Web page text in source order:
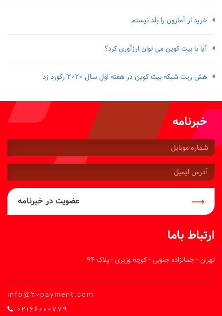
خرید از آمازون را بلد نیستم
آیا با بیت کوین می توان ارزآوری کرد؟
هش ریت شبکه بیت کوین در هفته اول سال 2020 رکورد زد
خبرنامه
شماره
موبایل:
آدرس
ایمیل:
عضویت در خبرنامه
ارتباط باما
تهران - جمالزاده جنوبی - کوچه وزیری - پلاک 94
info@20payment.com
02166000779